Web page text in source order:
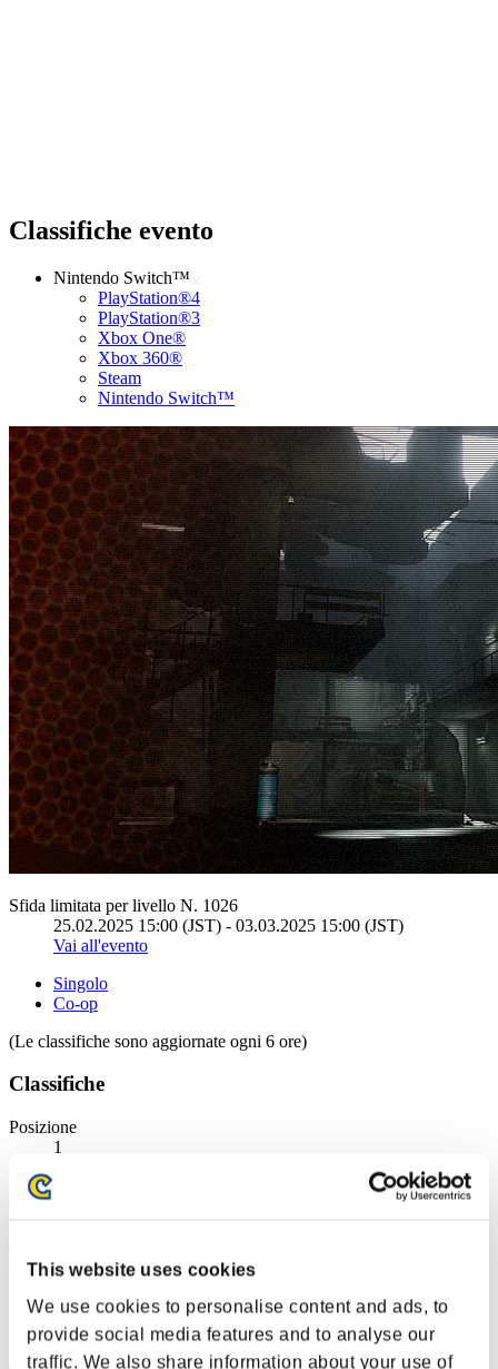
This website uses cookies
We use cookies to personalise content and ads, to
provide social media features and to analyse our
traffic. We also share information about your use of
Classifiche evento
Nintendo Switch™
PlayStation®4
PlayStation®3
Xbox One®
Xbox 360®
Steam
Nintendo Switch™
Sfida limitata per livello N. 1026
25.02.2025 15:00 (JST) - 03.03.2025 15:00 (JST)
Vai all'evento
Singolo
Co-op
(Le classifiche sono aggiornate ogni 6 ore)
Classifiche
Posizione
1
Punteggio:Lv:1/03'54"21
Posizione
2